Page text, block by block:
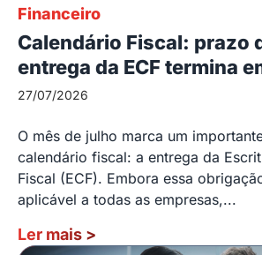
Financeiro
Calendário Fiscal: prazo
entrega da ECF termina
27/07/2026
O mês de julho marca um
calendário fiscal: a entrega da
Fiscal (ECF). Embora essa
aplicável a todas as empresas,...
Ler mais >